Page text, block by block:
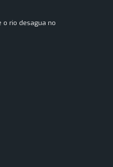
o rio desagua no